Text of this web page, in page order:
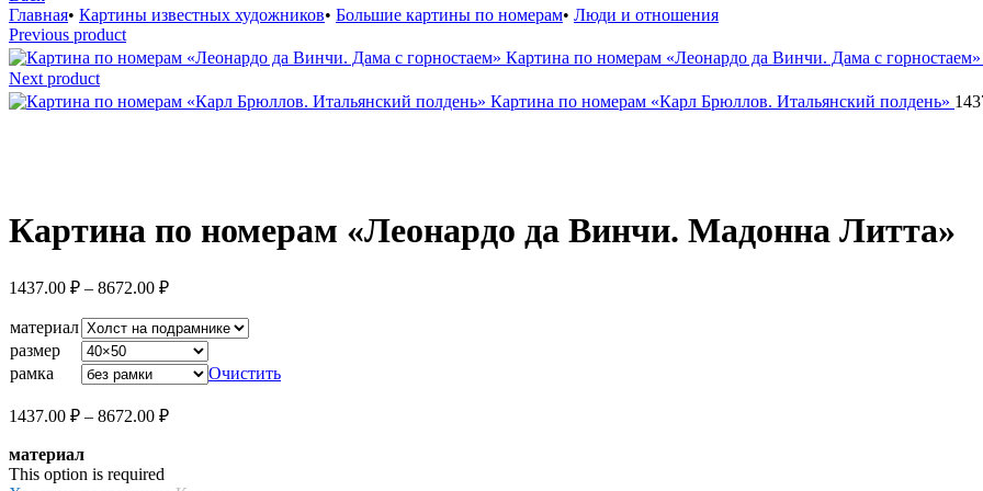
Главная• Картины известных художников• Большие картины по номерам• Люди и отношения
Previous product
Картина по номерам «Леонардо да Винчи. Дама с
Next product
Картина по номерам «Карл Брюллов. Итальянский полдень»
Картина по номерам «Леонардо да Винчи. Мадонна Литта»
1437.00 ₽ – 8672.00 ₽Диапазон
1437.00 ₽
–
8672.00 ₽
материал
размер
рамка
Очистить
1437.00 ₽ – 8672.00 ₽Диапазон
материал
This option is required